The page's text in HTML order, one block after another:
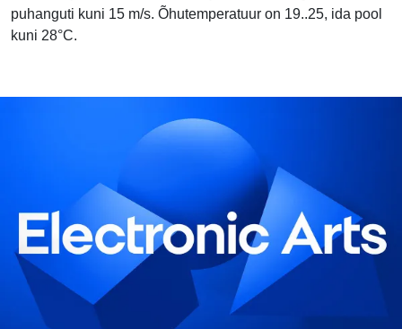
puhanguti kuni 15 m/s. Õhutemperatuur on 19..25, ida pool
kuni 28°C.